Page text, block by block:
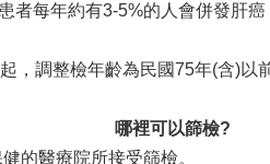
者每年約有3-5%的人會併發肝
，調整檢年齡為民國75年(含)以
哪裡可以篩檢?
的醫療院所接受篩檢。